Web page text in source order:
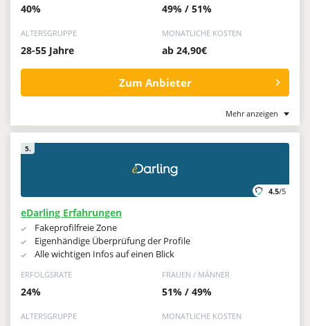
40% 49% / 51%
ALTERSGRUPPE
28-55 Jahre
MONATLICHE KOSTEN
ab 24,90€
Zum Anbieter
Mehr anzeigen
5.
4.5/5
eDarling Erfahrungen
Fakeprofilfreie Zone
Eigenhändige Überprüfung der Profile
Alle wichtigen Infos auf einen Blick
ERFOLGSRATE
24%
FRAUEN / MÄNNER
51% / 49%
ALTERSGRUPPE MONATLICHE KOSTEN